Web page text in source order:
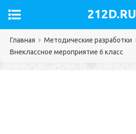
212D.RU
Главная Методические разработки
Внеклассное мероприятие 6 класс